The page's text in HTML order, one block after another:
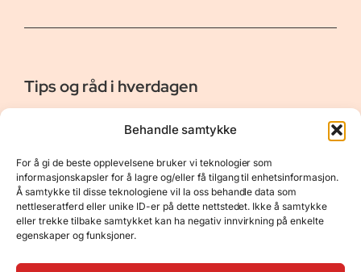
Behandle samtykke
For å gi de beste opplevelsene bruker vi teknologier som
informasjonskapsler for å lagre og/eller få tilgang til enhetsinformasjon.
Å samtykke til disse teknologiene vil la oss behandle data som
nettleseratferd eller unike ID-er på dette nettstedet. Ikke å samtykke
eller trekke tilbake samtykket kan ha negativ innvirkning på enkelte
egenskaper og funksjoner.
Tips og råd i hverdagen
Er vår bloggside hvor vi ønsker å dele våre opplevelser og
gi deg råd og tips innen reiser, hotell - og restauranter,
naturopplevelser, personlig pleie, data, film og bøker m.m.
Nyttige Linker
Om oss
Kontakt
Resurser
Personvernerklæring
Opphavsrett